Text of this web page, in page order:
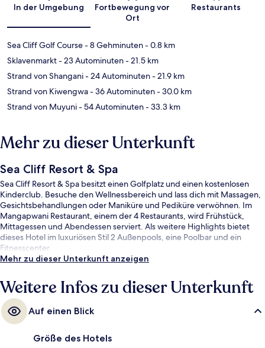
In der Umgebung
Fortbewegung vor
Ort
Restaurants
Sea Cliff Golf Course- 8 Gehminuten- 0.8 km
Sklavenmarkt- 23 Autominuten- 21.5 km
Strand von Shangani- 24 Autominuten- 21.9 km
Strand von Kiwengwa- 36 Autominuten- 30.0 km
Strand von Muyuni- 54 Autominuten- 33.3 km
Mehr zu dieser Unterkunft
Sea Cliff Resort & Spa
Sea Cliff Resort & Spa besitzt einen Golfplatz und einen kostenlosen
Kinderclub. Besuche den Wellnessbereich und lass dich mit Massagen,
Gesichtsbehandlungen oder Maniküre und Pediküre verwöhnen. Im
Mangapwani Restaurant, einem der 4 Restaurants, wird Frühstück,
Mittagessen und Abendessen serviert. Als weitere Highlights bietet
dieses Hotel im luxuriösen Stil 2 Außenpools, eine Poolbar und ein
Fitnesscenter.
Mehr zu dieser Unterkunft anzeigen
Weitere Infos zu dieser Unterkunft
Auf einen Blick
Größe des Hotels